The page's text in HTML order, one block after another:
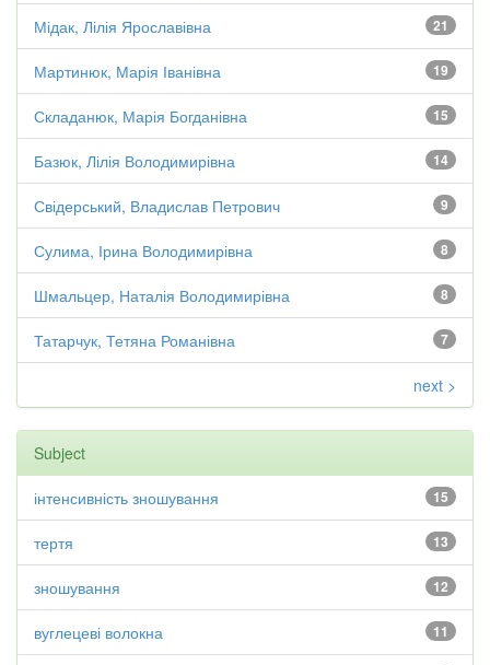
21
Мідак, Лілія Ярославівна
19
Мартинюк, Марія Іванівна
15
Складанюк, Марія Богданівна
14
Базюк, Лілія Володимирівна
9
Свідерський, Владислав Петрович
8
Сулима, Ірина Володимирівна
8
Шмальцер, Наталія Володимирівна
7
Татарчук, Тетяна Романівна
next >
Subject
15
інтенсивність зношування
13
тертя
12
зношування
11
вуглецеві волокна